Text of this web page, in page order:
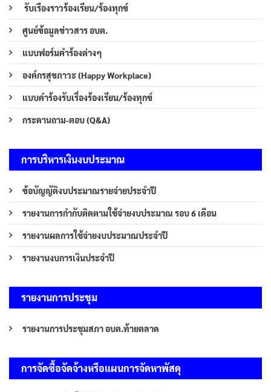
รับเรืองราวร้องเรียน/ร้องทุกข์
ศูนย์ข้อมูลข่าวสาร อบต.
แบบฟอร์มคำร้องต่างๆ
องค์กรสุขภาวะ (Happy Workplace)
แบบคำร้องรับเรื่องร้องเรียน/ร้องทุกข์
กระดานถาม-ตอบ (Q&A)
การบริหารเงินงบประมาณ
ข้อบัญญัติงบประมาณรายจ่ายประจำปี
รายงานการกำกับติดตามใช้จ่ายงบประมาณ รอบ 6 เดือน
รายงานผลการใช้จ่ายงบประมาณประจำปี
รายงานงบการเงินประจำปี
รายงานการประชุม
รายงานการประชุมสภา อบต.ท้ายตลาด
การจัดซื้อจัดจ้างหรือแผนการจัดหาพัสดุ